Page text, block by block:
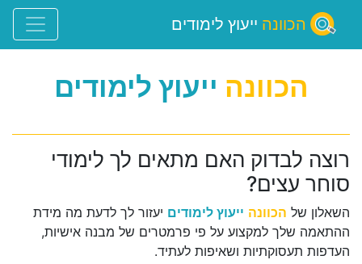
הכוונה ייעוץ לימודים
הכוונה ייעוץ לימודים
רוצה לבדוק האם מתאים לך לימודי
סוחר עצים?
השאלון של הכוונה ייעוץ לימודים יעזור לך לדעת מה מידת
ההתאמה שלך למקצוע על פי פרמטרים של מבנה אישיות,
העדפות תעסוקתיות ושאיפות לעתיד.